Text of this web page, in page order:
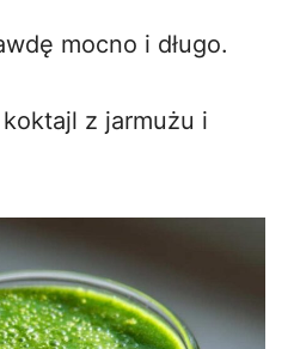
mocno i długo.
z jarmużu i